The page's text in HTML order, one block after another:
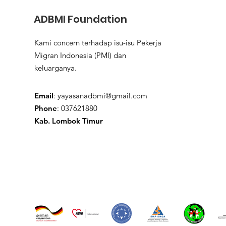
ADBMI Foundation
Kami concern terhadap isu-isu Pekerja
Migran Indonesia (PMI) dan
keluarganya.
Email: yayasanadbmi@gmail.com
Phone: 037621880
Kab. Lombok Timur